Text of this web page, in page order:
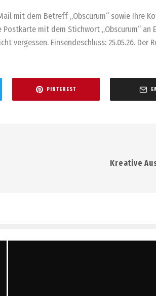
mit dem Betreff „Obscurum“ sowie Ihre
mit dem Stichwort „Obscurum“ an
vergessen. Einsendeschluss: 25.05.26. Der
PINTEREST
Kreative